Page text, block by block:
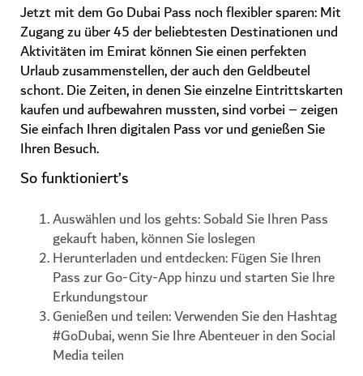
Jetzt mit dem Go Dubai Pass noch flexibler sparen: Mit
Zugang zu über 45 der beliebtesten Destinationen und
Aktivitäten im Emirat können Sie einen perfekten
Urlaub zusammenstellen, der auch den Geldbeutel
schont. Die Zeiten, in denen Sie einzelne Eintrittskarten
kaufen und aufbewahren mussten, sind vorbei – zeigen
Sie einfach Ihren digitalen Pass vor und genießen Sie
Ihren Besuch.
So funktioniert’s
Auswählen und los gehts: Sobald Sie Ihren Pass
gekauft haben, können Sie loslegen
Herunterladen und entdecken: Fügen Sie Ihren
Pass zur Go-City-App hinzu und starten Sie Ihre
Erkundungstour
Genießen und teilen: Verwenden Sie den Hashtag
#GoDubai, wenn Sie Ihre Abenteuer in den Social
Media teilen